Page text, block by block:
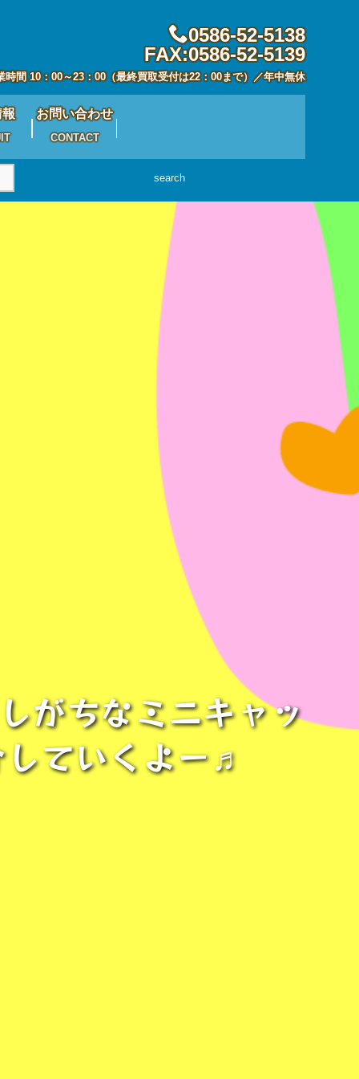
0586-52-5138
FAX:0586-52-5139
時間 10：00～23：00（最終買取受付は22：00まで）／年中無休
報 お問い合わせ
CONTACT
search
がちなミニキャッ
ていくよー♬